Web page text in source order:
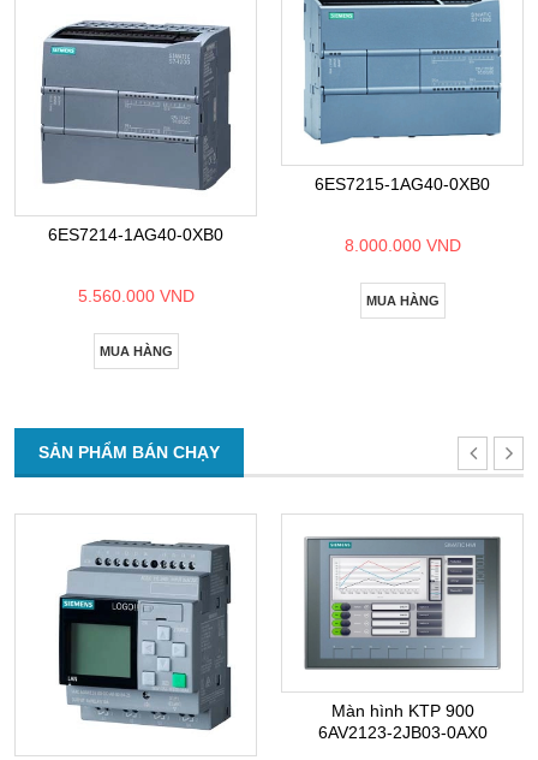
6ES7214-1AG40-0XB0
5.560.000 VND
MUA HÀNG
6ES7215-1AG40-0XB0
8.000.000 VND
MUA HÀNG
SẢN PHẨM BÁN CHẠY
Màn hình KTP 900
6AV2123-2JB03-0AX0